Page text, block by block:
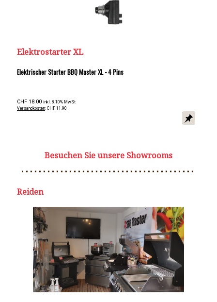
Elektrostarter XL
Elektrischer Starter BBQ Master XL - 4 Pins
CHF 18.00 inkl. 8.10% MwSt
Versandkosten: CHF 11.90
Besuchen Sie unsere Showrooms
Reiden